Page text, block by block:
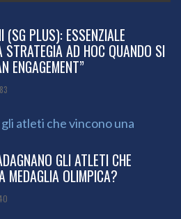
(SG PLUS): ESSENZIALE
STRATEGIA AD HOC QUANDO SI
ENGAGEMENT”
83
GLI ATLETI CHE
MEDAGLIA OLIMPICA?